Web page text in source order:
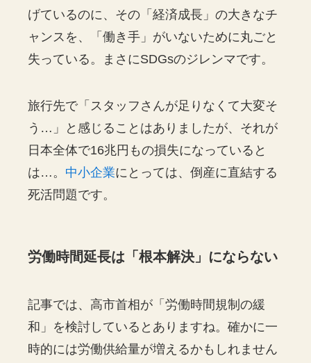
げているのに、その「経済成長」の大きなチ
ャンスを、「働き手」がいないために丸ごと
失っている。まさにSDGsのジレンマです。
旅行先で「スタッフさんが足りなくて大変そ
う…」と感じることはありましたが、それが
日本全体で16兆円もの損失になっていると
は…。 中小企業にとっては、倒産に直結する
死活問題です。
労働時間延長は「根本解決」にならない
記事では、高市首相が「労働時間規制の緩
和」を検討しているとありますね。確かに一
時的には労働供給量が増えるかもしれません